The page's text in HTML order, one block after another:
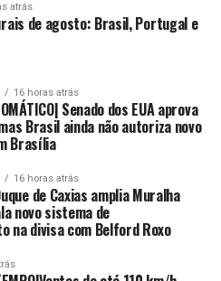
atrás
de agosto: Brasil, Portugal e
16 horas atrás
Senado dos EUA aprova
Brasil ainda não autoriza novo
Brasília
16 horas atrás
de Caxias amplia Muralha
novo sistema de
na divisa com Belford Roxo